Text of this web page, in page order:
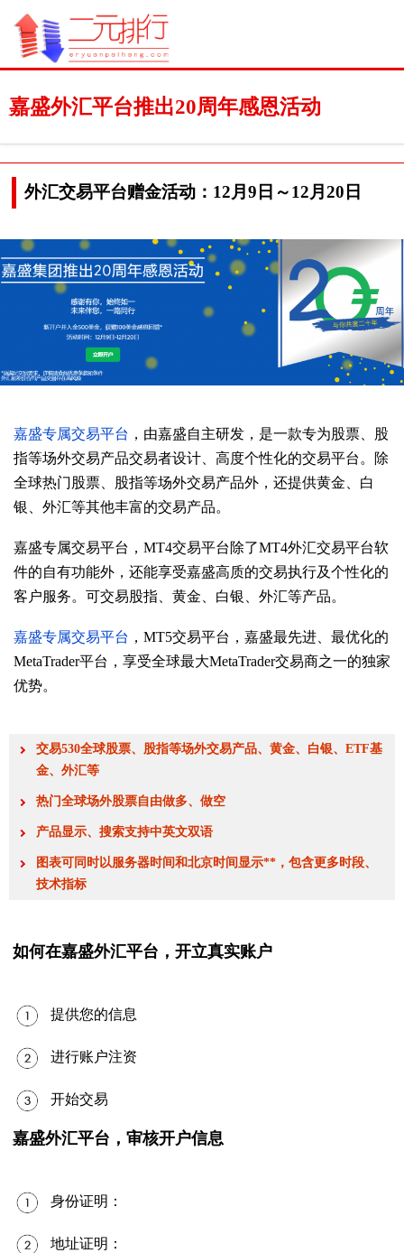
嘉盛外汇平台推出20周年感恩活动
外汇交易平台赠金活动：12月9日～12月20日
嘉盛专属交易平台 ，由嘉盛自主研发，是一款专为股票、股
指等场外交易产品交易者设计、高度个性化的交易平台。除
全球热门股票、股指等场外交易产品外，还提供黄金、白
银、外汇等其他丰富的交易产品。
嘉盛专属交易平台，MT4交易平台除了MT4外汇交易平台软
件的自有功能外，还能享受嘉盛高质的交易执行及个性化的
客户服务。可交易股指、黄金、白银、外汇等产品。
嘉盛专属交易平台 ，MT5交易平台，嘉盛最先进、最优化的
MetaTrader平台，享受全球最大MetaTrader交易商之一的独家
优势。
交易530全球股票、股指等场外交易产品、黄金、白银、ETF基
金、外汇等
热门全球场外股票自由做多、做空
产品显示、搜索支持中英文双语
图表可同时以服务器时间和北京时间显示**，包含更多时段、
技术指标
如何在嘉盛外汇平台，开立真实账户
提供您的信息
进行账户注资
开始交易
嘉盛外汇平台，审核开户信息
身份证明：
地址证明：